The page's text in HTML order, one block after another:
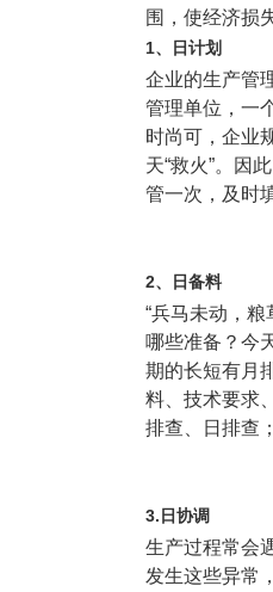
围，使经济损
1、日计划
企业的生产管
管理单位，一
时尚可，企业
天“救火”。因
管一次，及时
2、日备料
“兵马未动，
哪些准备？今
期的长短有月
料、技术要求
排查、日排查
3.日协调
生产过程常会
发生这些异常